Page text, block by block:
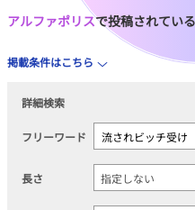
アルファポリスで投稿されてい
掲載条件はこちら
詳細検索
フリーワード
長さ